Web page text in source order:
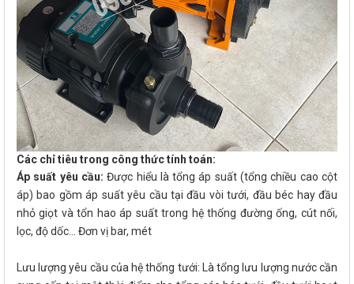
Các chỉ tiêu trong công thức tính toán:
Áp suất yêu cầu: Được hiểu là tổng áp suất (tổng chiều cao cột
áp) bao gồm áp suất yêu cầu tại đầu vòi tưới, đầu béc hay đầu
nhỏ giọt và tổn hao áp suất trong hệ thống đường ống, cút nối,
lọc, độ dốc… Đơn vị bar, mét
Lưu lượng yêu cầu của hệ thống tưới: Là tổng lưu lượng nước cần